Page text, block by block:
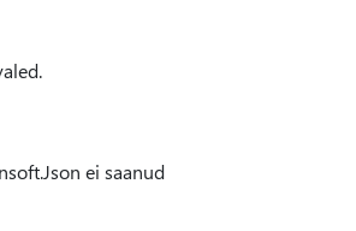
ei saanud